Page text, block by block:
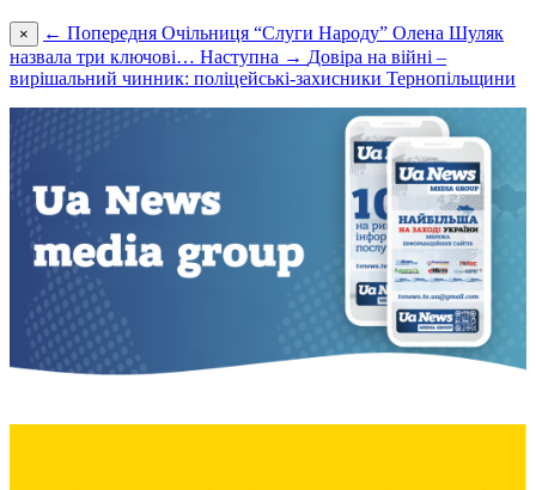
× ← Попередня Очільниця “Слуги Народу” Олена Шуляк
назвала три ключові… Наступна → Довіра на війні –
вирішальний чинник: поліцейські-захисники Тернопільщини